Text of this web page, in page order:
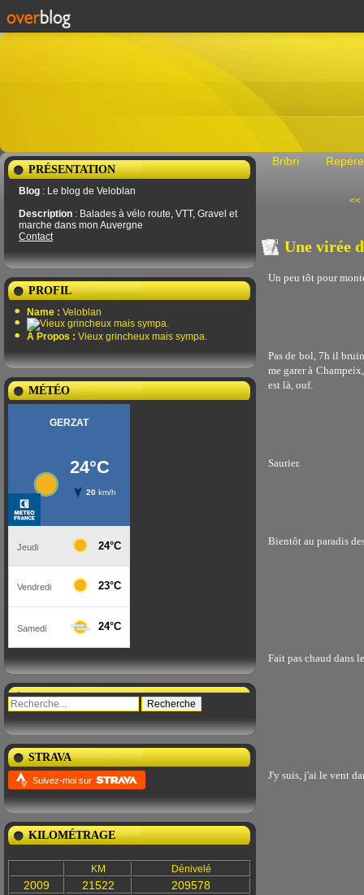
PRÉSENTATION
Blog : Le blog de Veloblan
Description : Balades à vélo route, VTT, Gravel et
marche dans mon Auvergne
Contact
PROFIL
Name : Veloblan
À Propos : Vieux grincheux mais sympa.
MÉTÉO
STRAVA
Suivez-moi sur
KILOMÉTRAGE
KM Dénivelé
2009 21522
209578
Bribri
<<
Une virée
Un peu tôt pour
Pas de bol, 7h il
me garer à
est là, ouf.
Saurier.
Bientôt au paradis
Fait pas chaud dans
J'y suis, j'ai le vent